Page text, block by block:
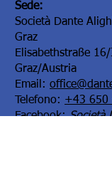
Sede:
Società Dante
Graz
Elisabethstraße
Graz/Austria
Email:
Telefono: +43 650
Facebook:Società